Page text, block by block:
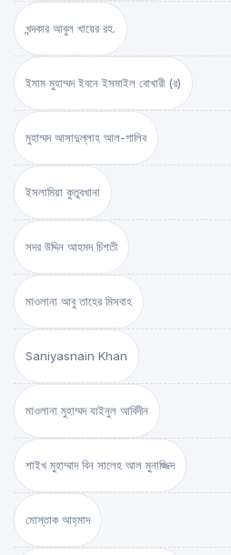
খন্দকার আবুল খায়ের রহ.
ইমাম মুহাম্মদ ইবনে ইসমাইল বোখারী (র)
মুহাম্মদ আসাদুল্লাহ আল-গালিব
ইসলামিয়া কুতুবখানা
সদর উদ্দিন আহমদ চিশতী
মাওলানা আবু তাহের মিসবাহ
Saniyasnain Khan
মাওলানা মুহাম্মদ যাইনুল আবিদীন
শাইখ মুহাম্মাদ বিন সালেহ আল মুনাজ্জিদ
মোস্তাক আহ্‌মাদ